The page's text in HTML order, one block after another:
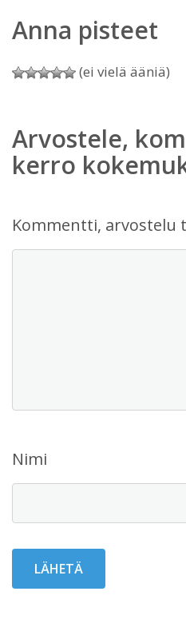
Anna pisteet
(ei vielä ääniä)
Arvostele,
kerro
Kommentti, arvostelu
Nimi